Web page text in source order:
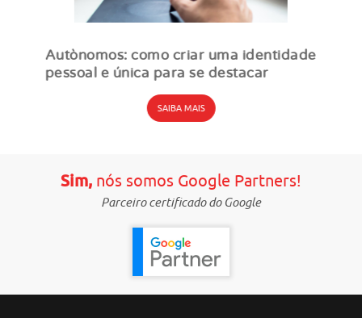
Autònomos: como criar uma identidade
pessoal e única para se destacar
SAIBA MAIS
Sim,nós somos Google Partners!
Parceiro certificado do Google